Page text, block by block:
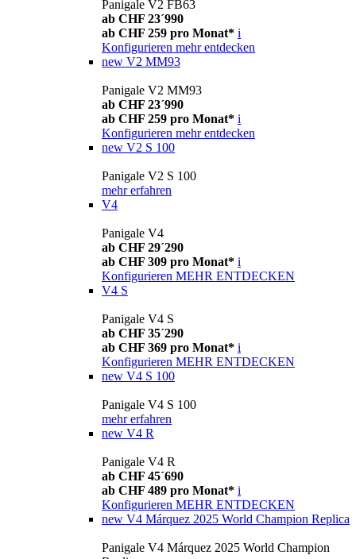
Panigale V2 FB63
ab CHF 23´990
ab CHF 259 pro Monat* i
Konfigurieren mehr entdecken
new V2 MM93
Panigale V2 MM93
ab CHF 23´990
ab CHF 259 pro Monat* i
Konfigurieren mehr entdecken
new V2 S 100
Panigale V2 S 100
mehr erfahren
V4
Panigale V4
ab CHF 29´290
ab CHF 309 pro Monat* i
Konfigurieren MEHR ENTDECKEN
V4 S
Panigale V4 S
ab CHF 35´290
ab CHF 369 pro Monat* i
Konfigurieren MEHR ENTDECKEN
new V4 S 100
Panigale V4 S 100
mehr erfahren
new V4 R
Panigale V4 R
ab CHF 45´690
ab CHF 489 pro Monat* i
Konfigurieren MEHR ENTDECKEN
new V4 Márquez 2025 World Champion Replica
Panigale V4 Márquez 2025 World Champion